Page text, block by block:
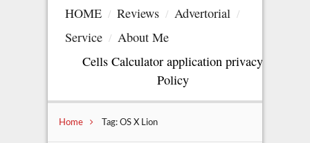
HOME Reviews
Advertorial
Service
About Me
Cells Calculator application privacy
Policy
Home Tag: OS X Lion